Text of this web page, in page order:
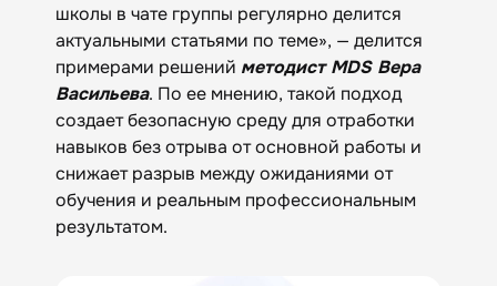
школы в чате группы регулярно делится
актуальными статьями по теме», — делится
примерами решений методист MDS Вера
Васильева. По ее мнению, такой подход
создает безопасную среду для отработки
навыков без отрыва от основной работы и
снижает разрыв между ожиданиями от
обучения и реальным профессиональным
результатом.